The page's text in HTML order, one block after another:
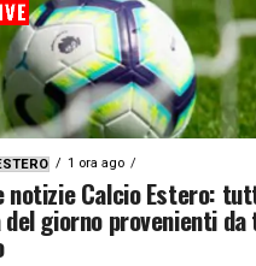
1 ora ago
notizie Calcio Estero:
del giorno provenienti